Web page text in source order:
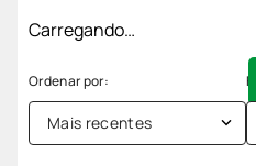
Carregando…
Mais recentes